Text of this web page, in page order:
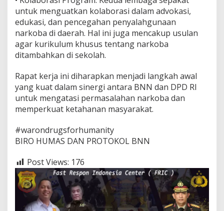
untuk menguatkan kolaborasi dalam advokasi,
edukasi, dan pencegahan penyalahgunaan
narkoba di daerah. Hal ini juga mencakup usulan
agar kurikulum khusus tentang narkoba
ditambahkan di sekolah.
Rapat kerja ini diharapkan menjadi langkah awal
yang kuat dalam sinergi antara BNN dan DPD RI
untuk mengatasi permasalahan narkoba dan
memperkuat ketahanan masyarakat.
#warondrugsforhumanity
BIRO HUMAS DAN PROTOKOL BNN
Post Views: 176